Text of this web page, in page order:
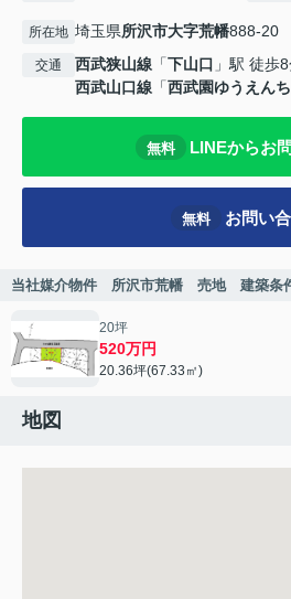
所在地 埼玉県所沢市大字荒幡888-20
交通 西武狭山線 「下山口 」駅 徒歩
西武山口線 「西武園ゆうえんち
無料 LINEからお
無料 お問い
当社媒介物件 所沢市荒幡 売地 建築条
20坪
520万円
20.36坪(67.33㎡)
地図